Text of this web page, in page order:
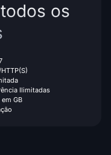
os
Ilimitadas
GB